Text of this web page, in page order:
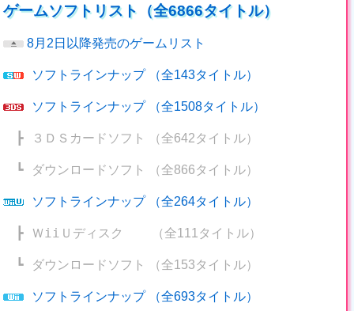
ゲームソフトリスト（全6866タイトル）
8月2日以降発売のゲームリスト
ソフトラインナップ（全143タイトル）
ソフトラインナップ（全1508タイトル）
┣ ３ＤＳカードソフト （全642タイトル）
┗ ダウンロードソフト （全866タイトル）
ソフトラインナップ（全264タイトル）
┣ ＷiiＵディスク （全111タイトル）
┗ ダウンロードソフト （全153タイトル）
ソフトラインナップ（全693タイトル）